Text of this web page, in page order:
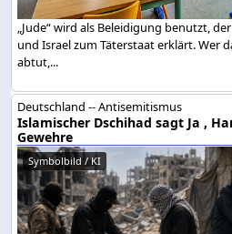
„Jude“ wird als Beleidigung benutzt,
und Israel zum Täterstaat erklärt. Wer
abtut,...
Deutschland -- Antisemitismus
Islamischer Dschihad sagt Ja ,
Gewehre
Symbolbild / KI